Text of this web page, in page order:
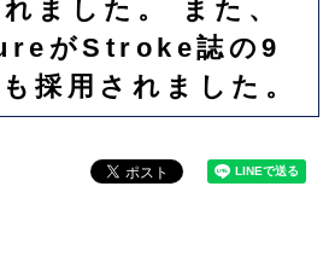
ました。 また、
がStroke誌の9
採用されました。